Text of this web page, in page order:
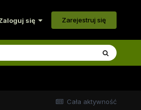
się Zarejestruj się
Cała aktywność